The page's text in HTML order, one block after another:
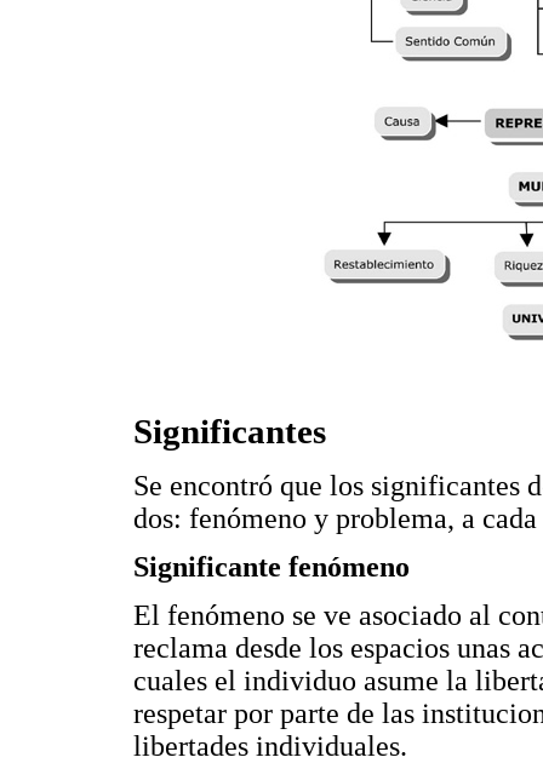
Significantes
Se encontró que los significantes
dos: fenómeno y problema, a
Significante fenómeno
El fenómeno se ve asociado al
reclama desde los espacios unas
cuales el individuo asume la
respetar por parte de las
libertades individuales.